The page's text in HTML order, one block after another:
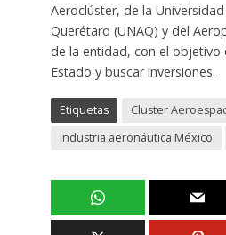
Aeroclúster, de la
Querétaro (UNAQ) y del
de la entidad, con el objetivo
Estado y buscar inversiones.
Etiquetas
Cluster
Industria aeronáutica México